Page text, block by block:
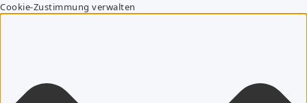
Cookie-Zustimmung verwalten